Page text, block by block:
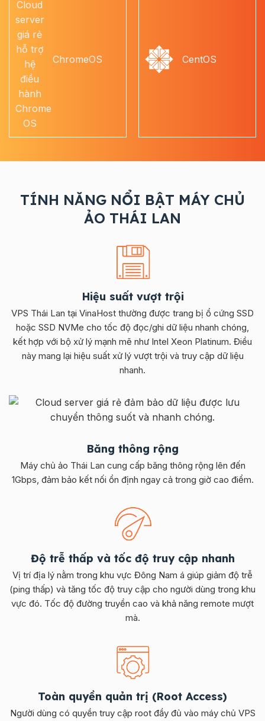
ChromeOS CentOS
TÍNH NĂNG NỔI BẬT MÁY CHỦ
ẢO THÁI LAN
Hiệu suất vượt trội
VPS Thái Lan tại VinaHost thường được trang bị ổ cứng SSD
hoặc SSD NVMe cho tốc độ đọc/ghi dữ liệu nhanh chóng,
kết hợp với bộ xử lý mạnh mẽ như Intel Xeon Platinum. Điều
này mang lại hiệu suất xử lý vượt trội và truy cập dữ liệu
nhanh.
Băng thông rộng
Máy chủ ảo Thái Lan cung cấp băng thông rộng lên đến
1Gbps, đảm bảo kết nối ổn định ngay cả trong giờ cao điểm.
Độ trễ thấp và tốc độ truy cập nhanh
Vị trí địa lý nằm trong khu vực Đông Nam á giúp giảm độ trễ
(ping thấp) và tăng tốc độ truy cập cho người dùng trong khu
vực đó. Tốc độ đường truyền cao và khả năng remote mượt
mà.
Toàn quyền quản trị (Root Access)
Người dùng có quyền truy cập root đầy đủ vào máy chủ VPS